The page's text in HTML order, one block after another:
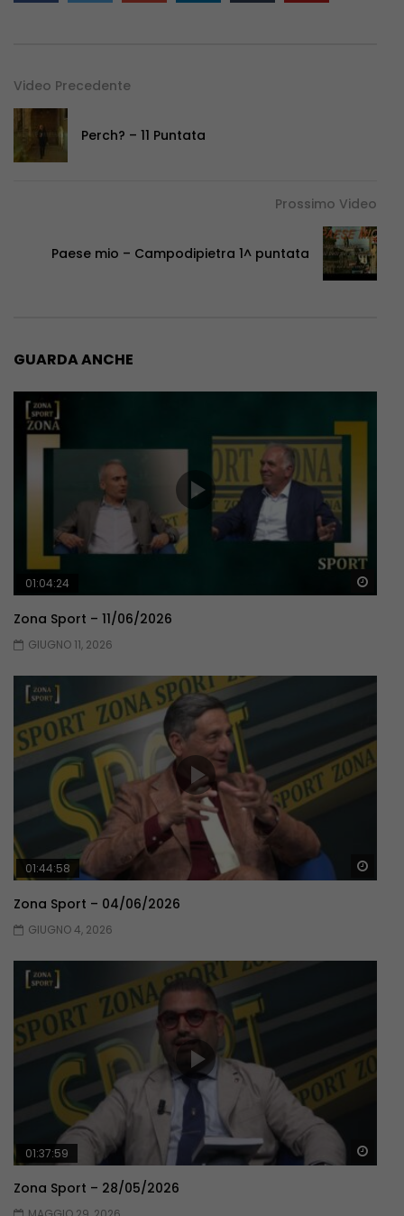
Video Precedente
Perch? – 11 Puntata
Prossimo Video
Paese mio – Campodipietra 1^ puntata
GUARDA ANCHE
01:04:24
Zona Sport – 11/06/2026
GIUGNO 11, 2026
01:44:58
Zona Sport – 04/06/2026
GIUGNO 4, 2026
01:37:59
Zona Sport – 28/05/2026